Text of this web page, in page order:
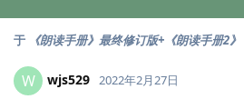
于 《朗读手册》最终修订版+《朗读手册2
W wjs529 2022年2月27日